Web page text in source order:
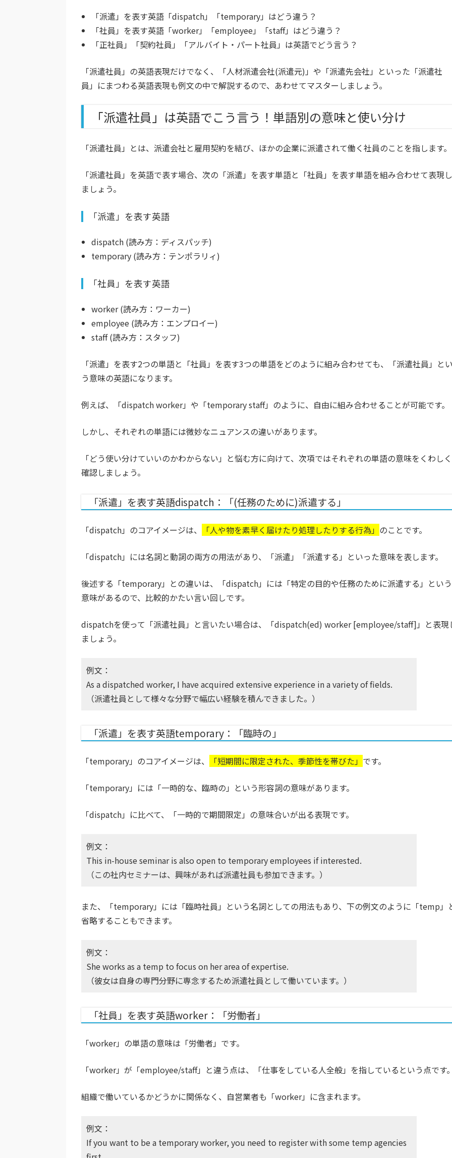
「派遣」を表す英語「dispatch」「temporary」はどう違う？
「社員」を表す英語「worker」「employee」「staff」はどう違う？
「正社員」「契約社員」「アルバイト・パート社員」は英語でどう言う？
「派遣社員」の英語表現だけでなく、「人材派遣会社(派遣元)」や「派遣先会社」といった「派遣社
員」にまつわる英語表現も例文の中で解説するので、あわせてマスターしましょう。
「派遣社員」は英語でこう言う！単語別の意味と使い分け
「派遣社員」とは、派遣会社と雇用契約を結び、ほかの企業に派遣されて働く社員のことを指します。
「派遣社員」を英語で表す場合、次の「派遣」を表す単語と「社員」を表す単語を組み合わせて表現し
ましょう。
「派遣」を表す英語
dispatch (読み方：ディスパッチ)
temporary (読み方：テンポラリィ)
「社員」を表す英語
worker (読み方：ワーカー)
employee (読み方：エンプロイー)
staff (読み方：スタッフ)
「派遣」を表す2つの単語と「社員」を表す3つの単語をどのように組み合わせても、「派遣社員」と
う意味の英語になります。
例えば、「dispatch worker」や「temporary staff」のように、自由に組み合わせることが可能です。
しかし、それぞれの単語には微妙なニュアンスの違いがあります。
「どう使い分けていいのかわからない」と悩む方に向けて、次項ではそれぞれの単語の意味をくわしく
確認しましょう。
「派遣」を表す英語dispatch：「(任務のために)派遣する」
「dispatch」のコアイメージは、 「人や物を素早く届けたり処理したりする行為」 のことです。
「dispatch」には名詞と動詞の両方の用法があり、「派遣」「派遣する」といった意味を表します。
後述する「temporary」との違いは、「dispatch」には「特定の目的や任務のために派遣する」という
意味があるので、比較的かたい言い回しです。
dispatchを使って「派遣社員」と言いたい場合は、「dispatch(ed) worker [employee/staff]」と表現
ましょう。
例文：
As a dispatched worker, I have acquired extensive experience in a variety of fields.
（派遣社員として様々な分野で幅広い経験を積んできました。）
「派遣」を表す英語temporary：「臨時の」
「temporary」のコアイメージは、 「短期間に限定された、季節性を帯びた」 です。
「temporary」には「一時的な、臨時の」という形容詞の意味があります。
「dispatch」に比べて、「一時的で期間限定」の意味合いが出る表現です。
例文：
This in-house seminar is also open to temporary employees if interested.
（この社内セミナーは、興味があれば派遣社員も参加できます。）
また、「temporary」には「臨時社員」という名詞としての用法もあり、下の例文のように「temp」
省略することもできます。
例文：
She works as a temp to focus on her area of expertise.
（彼女は自身の専門分野に専念するため派遣社員として働いています。）
「社員」を表す英語worker：「労働者」
「worker」の単語の意味は「労働者」です。
「worker」が「employee/staff」と違う点は、「仕事をしている人全般」を指しているという点です
組織で働いているかどうかに関係なく、自営業者も「worker」に含まれます。
例文：
If you want to be a temporary worker, you need to register with some temp agencies